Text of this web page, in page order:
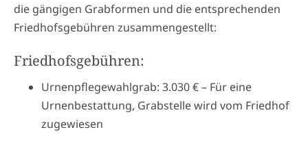
die gängigen Grabformen und die entsprechenden
Friedhofsgebühren zusammengestellt:
Friedhofsgebühren:
Urnenpflegewahlgrab: 3.030 € – Für eine
Urnenbestattung, Grabstelle wird vom Friedhof
zugewiesen